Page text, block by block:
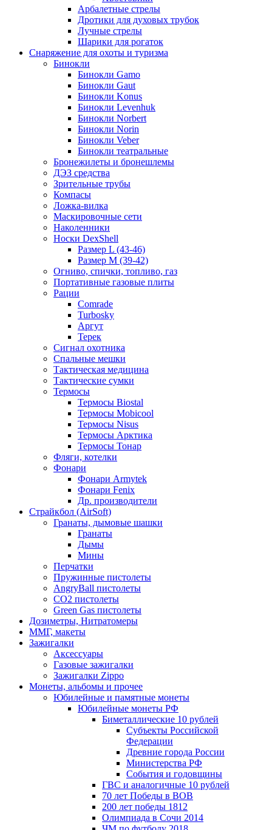
Арбалетные стрелы
Дротики для духовых трубок
Лучные стрелы
Шарики для рогаток
Снаряжение для охоты и туризма
Бинокли
Бинокли Gamo
Бинокли Gaut
Бинокли Konus
Бинокли Levenhuk
Бинокли Norbert
Бинокли Norin
Бинокли Veber
Бинокли театральные
Бронежилеты и бронешлемы
ДЭЗ средства
Зрительные трубы
Компасы
Ложка-вилка
Маскировочные сети
Наколенники
Носки DexShell
Размер L (43-46)
Размер M (39-42)
Огниво, спички, топливо, газ
Портативные газовые плиты
Рации
Comrade
Turbosky
Аргут
Терек
Сигнал охотника
Спальные мешки
Тактическая медицина
Тактические сумки
Термосы
Термосы Biostal
Термосы Mobicool
Термосы Nisus
Термосы Арктика
Термосы Тонар
Фляги, котелки
Фонари
Фонари Armytek
Фонари Fenix
Др. производители
Страйкбол (AirSoft)
Гранаты, дымовые шашки
Гранаты
Дымы
Мины
Перчатки
Пружинные пистолеты
AngryBall пистолеты
CO2 пистолеты
Green Gas пистолеты
Дозиметры, Нитратомеры
ММГ, макеты
Зажигалки
Аксессуары
Газовые зажигалки
Зажигалки Zippo
Монеты, альбомы и прочее
Юбилейные и памятные монеты
Юбилейные монеты РФ
Биметаллические 10 рублей
Субъекты Российской
Федерации
Древние города России
Министерства РФ
События и годовщины
ГВС и аналогичные 10 рублей
70 лет Победы в ВОВ
200 лет победы 1812
Олимпиада в Сочи 2014